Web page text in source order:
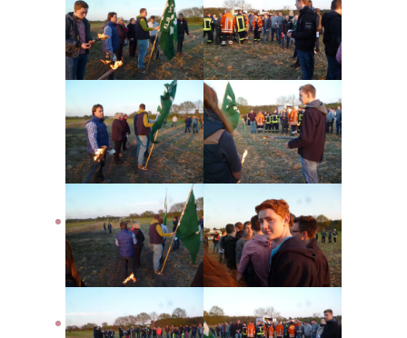
Termine
2026
Archiv
Bildergalerie